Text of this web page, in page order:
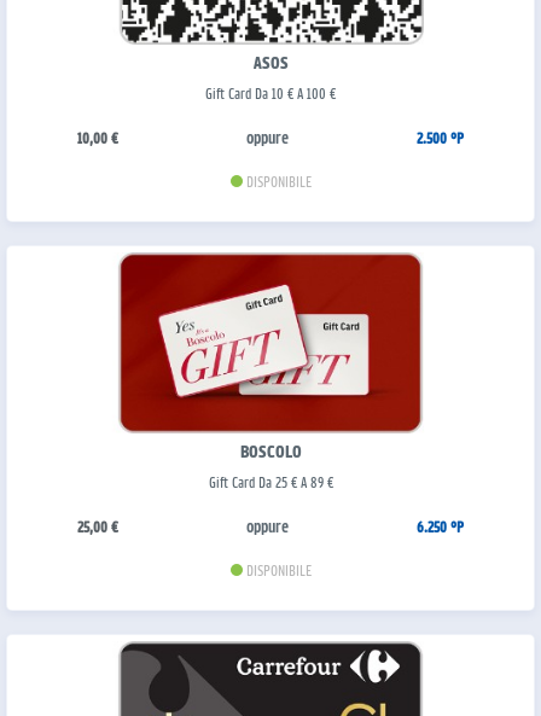
ASOS
Gift Card Da 10 € A 100 €
10,00 € oppure 2.500 °P
DISPONIBILE
BOSCOLO
Gift Card Da 25 € A 89 €
25,00 € oppure 6.250 °P
DISPONIBILE